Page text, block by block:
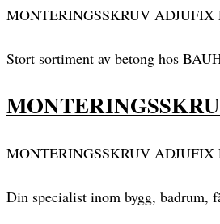
MONTERINGSSKRUV
Stort sortiment av betong hos
MONTERINGSSKRUV
Din specialist inom bygg, badrum,